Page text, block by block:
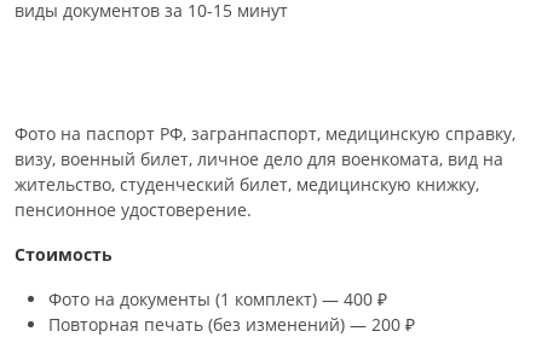
виды документов за 10-15 минут
Фото на паспорт РФ, загранпаспорт, медицинскую справку,
визу, военный билет, личное дело для военкомата, вид на
жительство, студенческий билет, медицинскую книжку,
пенсионное удостоверение.
Стоимость
Фото на документы (1 комплект) — 400 ₽
Повторная печать (без изменений) — 200 ₽